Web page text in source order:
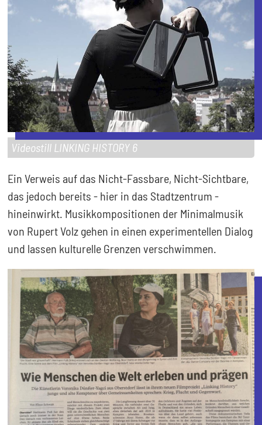
Videostill LINKING HISTORY 6
Ein Verweis auf das Nicht-Fassbare, Nicht-Sichtbare,
das jedoch bereits - hier in das Stadtzentrum -
hineinwirkt. Musikkompositionen der Minimalmusik
von Rupert Volz gehen in einen experimentellen Dialog
und lassen kulturelle Grenzen verschwimmen.